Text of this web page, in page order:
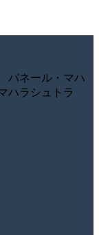
バネール・マハ
ハラシュトラ